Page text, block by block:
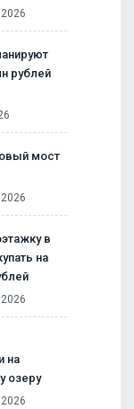
рублей
мост
в
на
на
озеру